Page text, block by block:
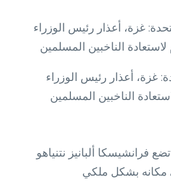
غزة، أعذار رئيس الوزراء
الناخبين المسلمين